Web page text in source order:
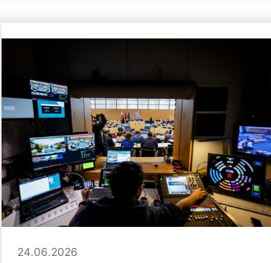
24.06.2026